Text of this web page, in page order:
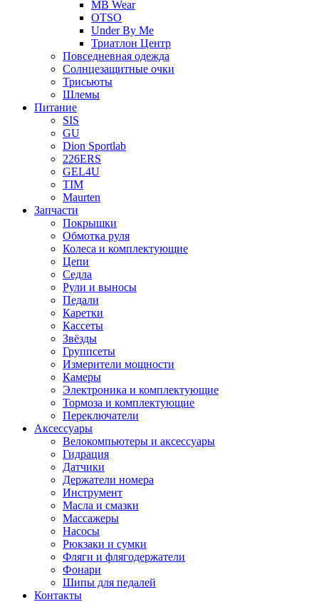
MB Wear
OTSO
Under By Me
Триатлон Центр
Повседневная одежда
Солнцезащитные очки
Трисьюты
Шлемы
Питание
SIS
GU
Dion Sportlab
226ERS
GEL4U
TIM
Maurten
Запчасти
Покрышки
Обмотка руля
Колеса и комплектующие
Цепи
Седла
Рули и выносы
Педали
Каретки
Кассеты
Звёзды
Группсеты
Измерители мощности
Камеры
Электроника и комплектующие
Тормоза и комплектующие
Переключатели
Аксессуары
Велокомпьютеры и аксессуары
Гидрация
Датчики
Держатели номера
Инструмент
Масла и смазки
Массажеры
Насосы
Рюкзаки и сумки
Фляги и флягодержатели
Фонари
Шипы для педалей
Контакты